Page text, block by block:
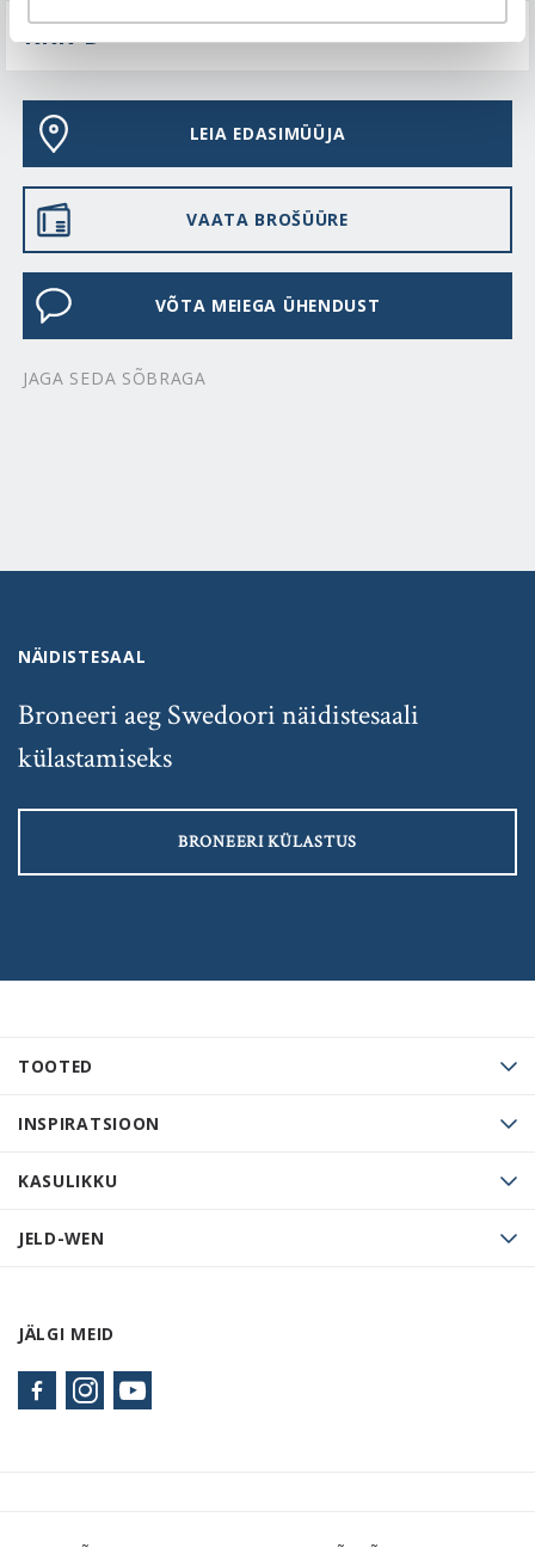
KKK-D
LEIA EDASIMÜÜJA
VAATA BROŠÜÜRE
VÕTA MEIEGA ÜHENDUST
JAGA SEDA SÕBRAGA
TOOTED
INSPIRATSIOON
KASULIKKU
JELD-WEN
JÄLGI MEID
NÄIDISTESAAL
Broneeri aeg Swedoori näidistesaali
külastamiseks
BRONEERI KÜLASTUS